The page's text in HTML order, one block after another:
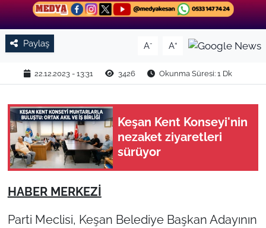
Paylaş A- A+
22.12.2023 - 13:31 3426 Okunma Süresi: 1 Dk
Keşan Kent Konseyi'nin
nezaket ziyaretleri
sürüyor
HABER MERKEZİ
Parti Meclisi, Keşan Belediye Başkan Adayının
YAŞAM
KIRKLARELİ
ÇANAKKALE
Bölge